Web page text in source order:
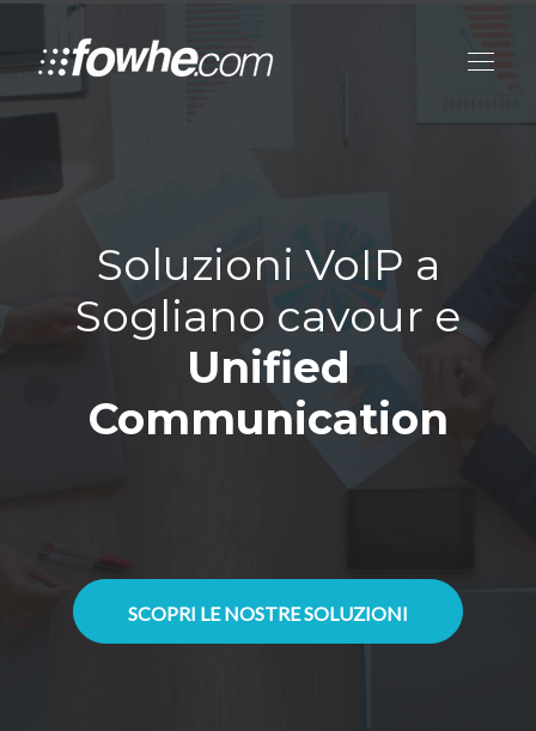
Soluzioni VoIP a
Sogliano cavour e
Unified
Communication
SCOPRI LE NOSTRE SOLUZIONI